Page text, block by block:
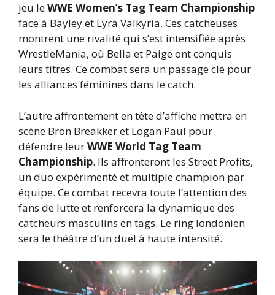
jeu leWWE Women’s Tag Team Championship
face à Bayley et Lyra Valkyria. Ces catcheuses
montrent une rivalité qui s’est intensifiée après
WrestleMania, où Bella et Paige ont conquis
leurs titres. Ce combat sera un passage clé pour
les alliances féminines dans le catch.
L’autre affrontement en tête d’affiche mettra en
scène Bron Breakker et Logan Paul pour
défendre leurWWE World Tag Team
Championship. Ils affronteront les Street Profits,
un duo expérimenté et multiple champion par
équipe. Ce combat recevra toute l’attention des
fans de lutte et renforcera la dynamique des
catcheurs masculins en tags. Le ring londonien
sera le théâtre d’un duel à haute intensité.